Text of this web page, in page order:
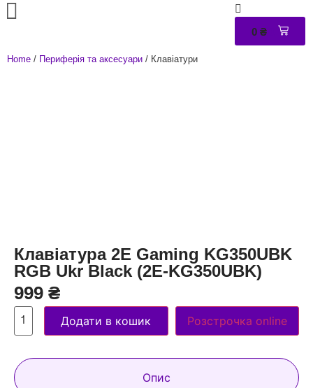
0 ₴
Home / Периферія та аксесуари / Клавіатури
Клавіатура 2E Gaming KG350UBK
RGB Ukr Black (2E-KG350UBK)
999 ₴
Додати в кошик Розстрочка online
Опис